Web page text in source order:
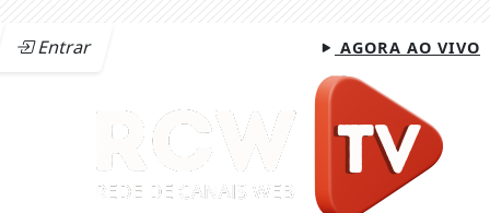
Entrar AGORA AO VIVO